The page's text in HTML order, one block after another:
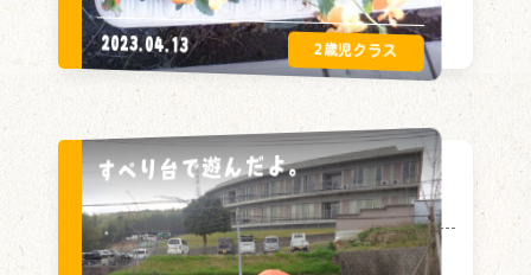
2023.04.13
すべり台で遊んだよ。
すべり台で遊んだよ。
帽子を被り、お外に行く準備をした子どもたち。